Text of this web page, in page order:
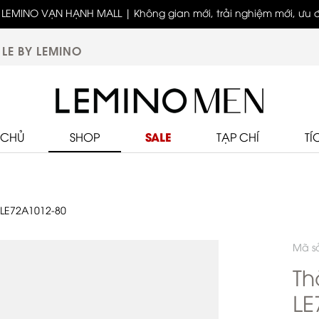
LEMINO VẠN HẠNH MALL | Không gian mới, trải nghiệm mới, ưu
biệt
BY LEMINO
SHOP SALE TẠP CHÍ
80
Mã